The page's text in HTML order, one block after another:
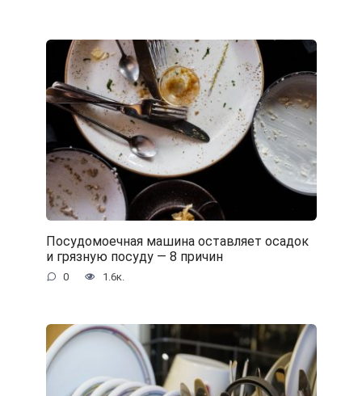
Посудомоечная машина оставляет осадок
и грязную посуду — 8 причин
0 1.6к.